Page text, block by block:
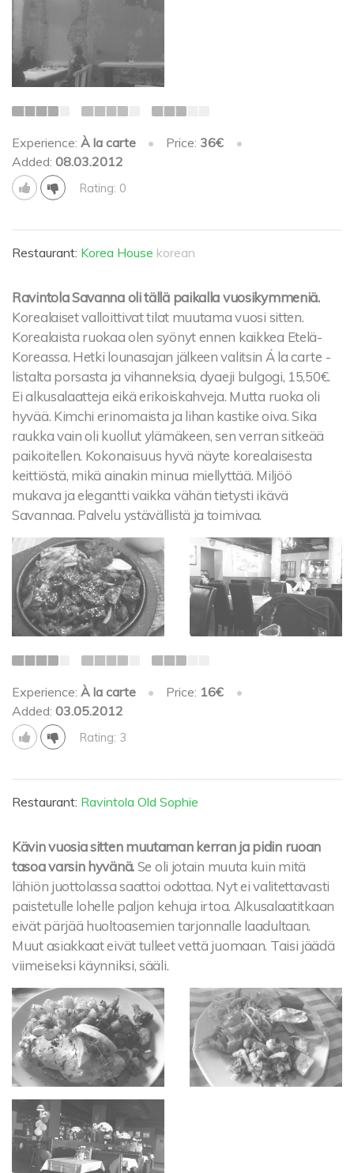
Experience: À la carte • Price: 36€
•
Added: 08.03.2012
Rating: 0
Restaurant: Korea House korean
Ravintola Savanna oli tällä paikalla vuosikymmeniä.
Korealaiset valloittivat tilat muutama vuosi sitten.
Korealaista ruokaa olen syönyt ennen kaikkea Etelä-
Koreassa. Hetki lounasajan jälkeen valitsin Á la carte -
listalta porsasta ja vihanneksia, dyaeji bulgogi, 15,50€.
Ei alkusalaatteja eikä erikoiskahveja. Mutta ruoka oli
hyvää. Kimchi erinomaista ja lihan kastike oiva. Sika
raukka vain oli kuollut ylämäkeen, sen verran sitkeää
paikoitellen. Kokonaisuus hyvä näyte korealaisesta
keittiöstä, mikä ainakin minua miellyttää. Miljöö
mukava ja elegantti vaikka vähän tietysti ikävä
Savannaa. Palvelu ystävällistä ja toimivaa.
Experience: À la carte • Price: 16€
•
Added: 03.05.2012
Rating: 3
Restaurant: Ravintola Old Sophie
Kävin vuosia sitten muutaman kerran ja pidin ruoan
tasoa varsin hyvänä.Se oli jotain muuta kuin mitä
lähiön juottolassa saattoi odottaa. Nyt ei valitettavasti
paistetulle lohelle paljon kehuja irtoa. Alkusalaatitkaan
eivät pärjää huoltoasemien tarjonnalle laadultaan.
Muut asiakkaat eivät tulleet vettä juomaan. Taisi jäädä
viimeiseksi käynniksi, sääli.